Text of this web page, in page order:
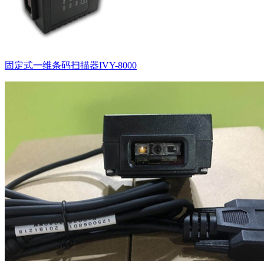
固定式一维条码扫描器IVY-8000